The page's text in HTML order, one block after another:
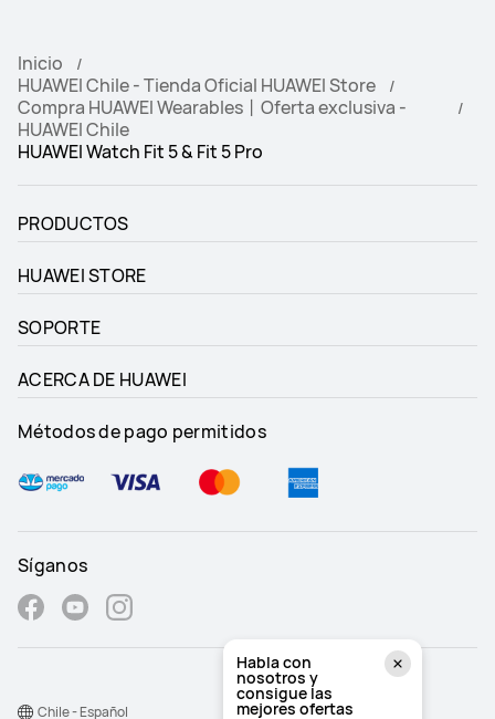
Habla con
nosotros y
consigue las
mejores ofertas
Inicio
HUAWEI Chile - Tienda Oficial HUAWEI Store
Compra HUAWEI Wearables丨Oferta exclusiva -
HUAWEI Chile
HUAWEI Watch Fit 5 & Fit 5 Pro
PRODUCTOS
HUAWEI STORE
SOPORTE
ACERCA DE HUAWEI
Métodos de pago permitidos
Síganos
Chile - Español